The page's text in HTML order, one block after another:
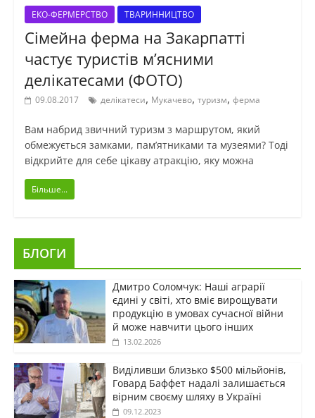
ЕКО-ФЕРМЕРСТВО ТВАРИННИЦТВО
Сімейна ферма на Закарпатті
частує туристів м’ясними
делікатесами (ФОТО)
09.08.2017 делікатеси, Мукачево, туризм, ферма
Вам набрид звичний туризм з маршрутом, який
обмежується замками, пам’ятниками та музеями? Тоді
відкрийте для себе цікаву атракцію, яку можна
Більше...
БЛОГИ
Дмитро Соломчук: Наші аграрії
єдині у світі, хто вміє вирощувати
продукцію в умовах сучасної війни
й може навчити цього інших
13.02.2026
Виділивши близько $500 мільйонів,
Говард Баффет надалі залишається
вірним своєму шляху в Україні
09.12.2023